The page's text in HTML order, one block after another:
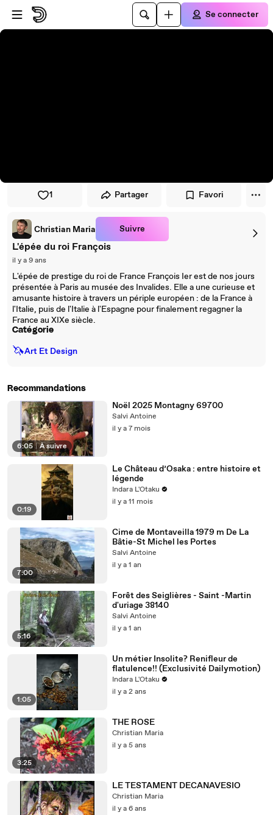
Passer au player
Passer au contenu principal
Se connecter
1 Partager Favori
Christian Maria Suivre
L'épée du roi François
il y a 9 ans
L'épée de prestige du roi de France François Ier est de nos jours
présentée à Paris au musée des Invalides. Elle a une curieuse et
amusante histoire à travers un périple européen : de la France à
l'Italie, puis de l'Italie à l'Espagne pour finalement regagner la
France au XIXe siècle.
Catégorie
🦄Art Et Design
Recommandations
6:05 | À suivre
Noël 2025 Montagny 69700
Salvi Antoine
il y a 7 mois
0:19
Le Château d’Osaka : entre histoire et
légende
Indara L'Otaku
il y a 11 mois
7:00
Cime de Montaveilla 1979 m De La
Bâtie-St Michel les Portes
Salvi Antoine
il y a 1 an
5:16
Forêt des Seiglières - Saint -Martin
d'uriage 38140
Salvi Antoine
il y a 1 an
1:05
Un métier Insolite? Renifleur de
flatulence!! (Exclusivité Dailymotion)
Indara L'Otaku
il y a 2 ans
3:25
THE ROSE
Christian Maria
il y a 5 ans
LE TESTAMENT DECANAVESIO
Christian Maria
il y a 6 ans